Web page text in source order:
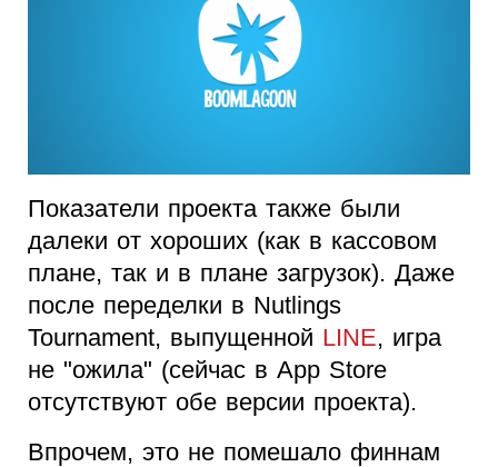
Показатели проекта также были
далеки от хороших (как в кассовом
плане, так и в плане загрузок). Даже
после переделки в Nutlings
Tournament, выпущенной LINE, игра
не "ожила" (сейчас в App Store
отсутствуют обе версии проекта).
Впрочем, это не помешало финнам